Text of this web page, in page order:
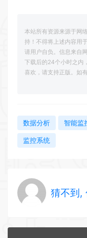
本站所有资源来源于网
持！不得将上述内容用
请用户自负。信息来自
下载后的24个小时之内
喜欢，请支持正版。如
数据分析 智能监
监控系统
猜不到,